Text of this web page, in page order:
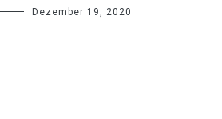
Dezember 19, 2020